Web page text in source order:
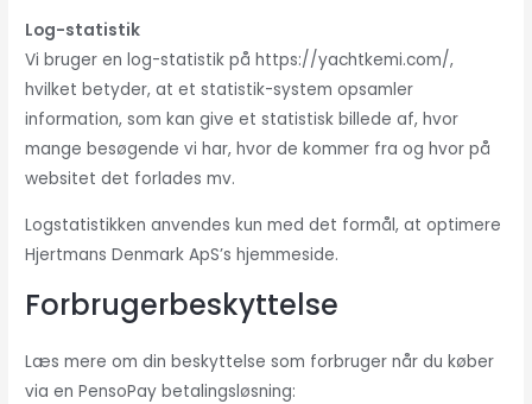
Log-statistik
Vi bruger en log-statistik på https://yachtkemi.com/,
hvilket betyder, at et statistik-system opsamler
information, som kan give et statistisk billede af, hvor
mange besøgende vi har, hvor de kommer fra og hvor på
websitet det forlades mv.
Logstatistikken anvendes kun med det formål, at optimere
Hjertmans Denmark ApS’s hjemmeside.
Forbrugerbeskyttelse
Læs mere om din beskyttelse som forbruger når du køber
via en PensoPay betalingsløsning: